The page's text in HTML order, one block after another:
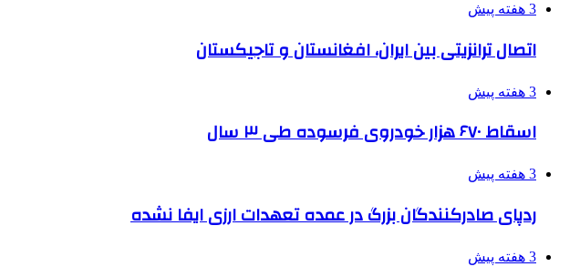
3 هفته پیش
اتصال ترانزیتی بین ایران، افغانستان و تاجیکستان
3 هفته پیش
اسقاط ۶۷۰ هزار خودروی فرسوده طی ۳ سال
3 هفته پیش
ردپای صادرکنندگان بزرگ در عمده تعهدات ارزی ایفا نشده
3 هفته پیش